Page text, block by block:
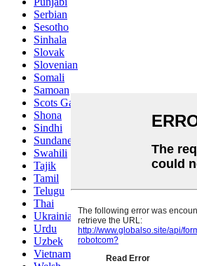
Serbian
Sesotho
Sinhala
Slovak
Slovenian
Somali
Samoan
Scots Gaelic
Shona
Sindhi
Sundanese
Swahili
Tajik
Tamil
Telugu
Thai
Ukrainian
Urdu
Uzbek
Vietnamese